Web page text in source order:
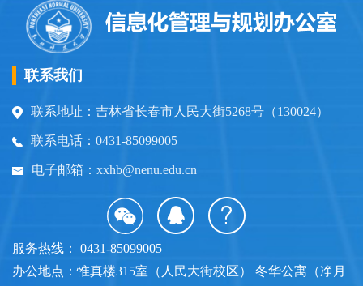
联系我们
联系地址：吉林省长春市人民大街5268号（130024）
联系电话：0431-85099005
电子邮箱：xxhb@nenu.edu.cn
服务热线： 0431-85099005
办公地点：惟真楼315室（人民大街校区） 冬华公寓（净月